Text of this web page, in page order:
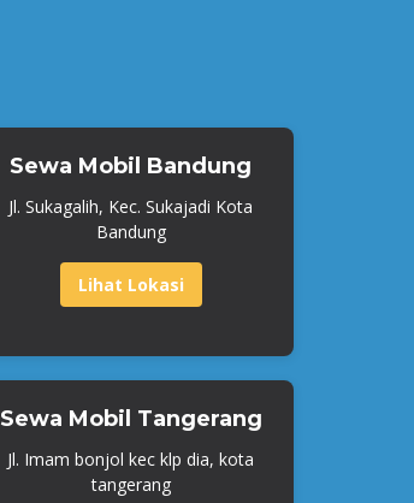
Sewa Mobil Bandung
Jl. Sukagalih, Kec. Sukajadi Kota
Bandung
Lihat Lokasi
Sewa Mobil Tangerang
Jl. Imam bonjol kec klp dia, kota
tangerang